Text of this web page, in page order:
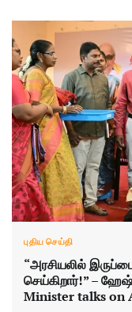
புதிய செய்தி
“அரசியலில்
செய்கிறார்!” –
Minister talks on